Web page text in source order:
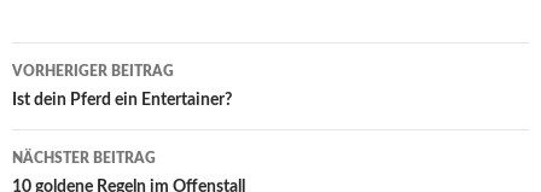
Beitrags-
Navigation
VORHERIGER BEITRAG
Ist dein Pferd ein Entertainer?
NÄCHSTER BEITRAG
10 goldene Regeln im Offenstall